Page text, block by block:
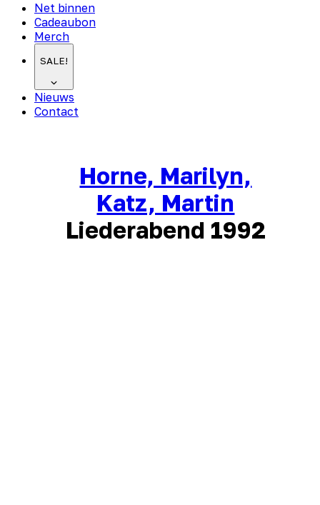
Net binnen
Cadeaubon
Merch
SALE!
Nieuws
Contact
Horne, Marilyn,
Katz, Martin
Liederabend 1992